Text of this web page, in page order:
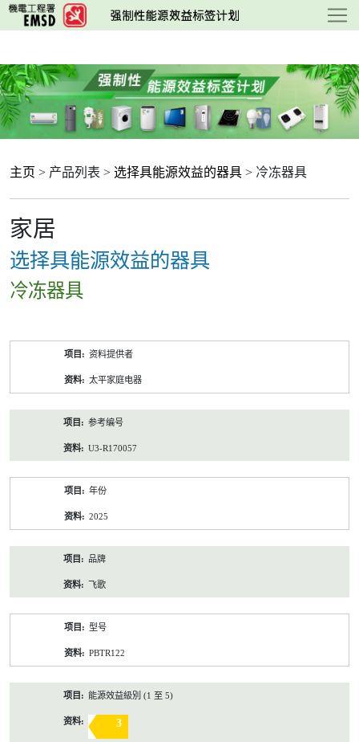
跳
至
要
内
容
主页 > 产品列表 > 选择具能源效益的器具 > 冷冻器具
家居
选择具能源效益的器具
冷冻器具
资料提供者
太平家庭电器
参考编号
U3-R170057
年份
2025
品牌
飞歌
型号
PBTR122
能源效益級別 (1 至 5)
3